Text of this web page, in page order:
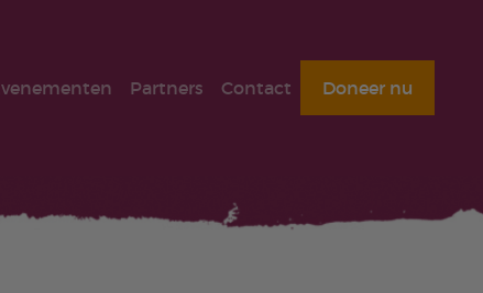
Partners Contact Doneer nu